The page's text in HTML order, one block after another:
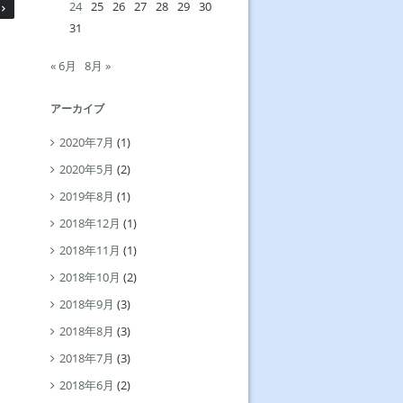
24 25 26 27 28 29 30
31
« 6月 8月 »
アーカイブ
2020年7月 (1)
2020年5月 (2)
2019年8月 (1)
2018年12月 (1)
2018年11月 (1)
2018年10月 (2)
2018年9月 (3)
2018年8月 (3)
2018年7月 (3)
2018年6月 (2)